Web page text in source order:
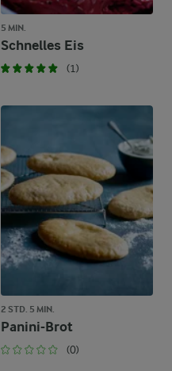
5 MIN.
Schnelles Eis
(1)
2 STD. 5 MIN.
Panini-Brot
(0)